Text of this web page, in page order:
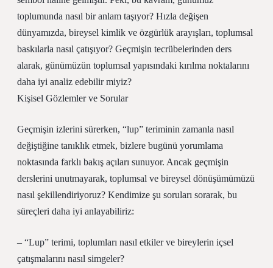
toplumunda nasıl bir anlam taşıyor? Hızla değişen
dünyamızda, bireysel kimlik ve özgürlük arayışları, toplumsal
baskılarla nasıl çatışıyor? Geçmişin tecrübelerinden ders
alarak, günümüzün toplumsal yapısındaki kırılma noktalarını
daha iyi analiz edebilir miyiz?
Kişisel Gözlemler ve Sorular
Geçmişin izlerini sürerken, “lup” teriminin zamanla nasıl
değiştiğine tanıklık etmek, bizlere bugünü yorumlama
noktasında farklı bakış açıları sunuyor. Ancak geçmişin
derslerini unutmayarak, toplumsal ve bireysel dönüşümümüzü
nasıl şekillendiriyoruz? Kendimize şu soruları sorarak, bu
süreçleri daha iyi anlayabiliriz:
– “Lup” terimi, toplumları nasıl etkiler ve bireylerin içsel
çatışmalarını nasıl simgeler?